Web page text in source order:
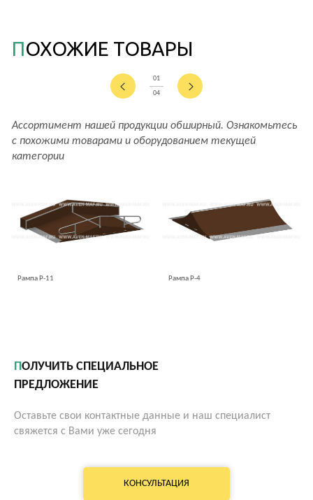
ПОХОЖИЕ ТОВАРЫ
Ассортимент нашей продукции обширный. Ознакомьтесь
с похожими товарами и оборудованием текущей
категории
01
04
Рампа Р-11 Рампа Р-4
ПОЛУЧИТЬ СПЕЦИАЛЬНОЕ
ПРЕДЛОЖЕНИЕ
Оставьте свои контактные данные и наш специалист
свяжется с Вами уже сегодня
КОНСУЛЬТАЦИЯ